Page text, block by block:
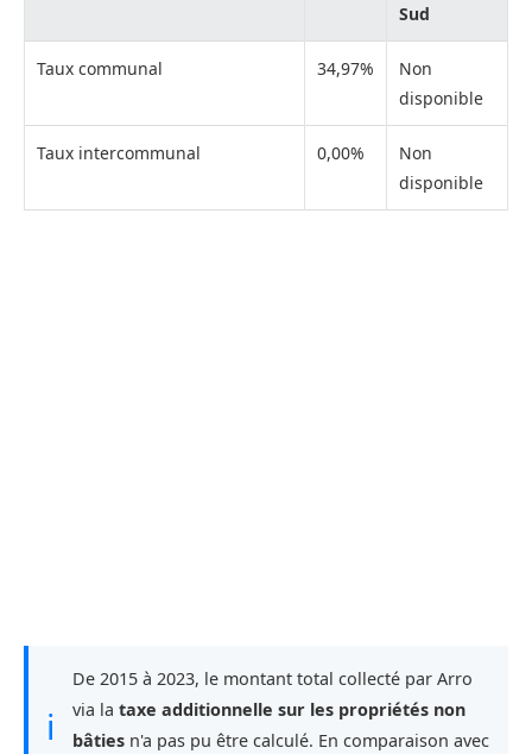
Sud
Taux communal 34,97%
Non
disponible
Taux intercommunal 0,00%
Non
disponible
ℹ
De 2015 à 2023, le montant total collecté par Arro
via la taxe additionnelle sur les propriétés non
bâties n'a pas pu être calculé. En comparaison avec